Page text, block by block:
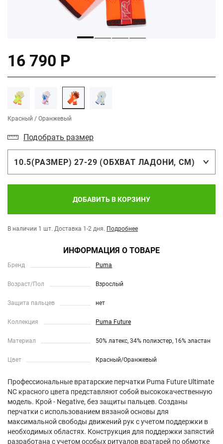
16 790 Р
Красный / Оранжевый
Подобрать размер
10.5(РАЗМЕР) 27-29 (ОБХВАТ ЛАДОНИ, СМ)
ДОБАВИТЬ В КОРЗИНУ
В наличии 1 шт. Доставка 1-2 дня. Подробнее
ИНФОРМАЦИЯ О ТОВАРЕ
Бренд Puma
Возраст/Пол Взрослый
Защита пальцев нет
Коллекция Puma Future
Материал 50% латекс, 34% полиэстер, 16% эластан
Цвет Красный/Оранжевый
Профессиональные вратарские перчатки Puma Future Ultimate
NC красного цвета представляют собой высококачественную
модель. Крой - Negative, без защиты пальцев. Созданы
перчатки с использованием вязаной основы для
максимальной свободы движений рук с учетом поддержки в
необходимых областях. Конструкция для поддержки запястий
разработана с учетом особых ритуалов вратарей по обмотке